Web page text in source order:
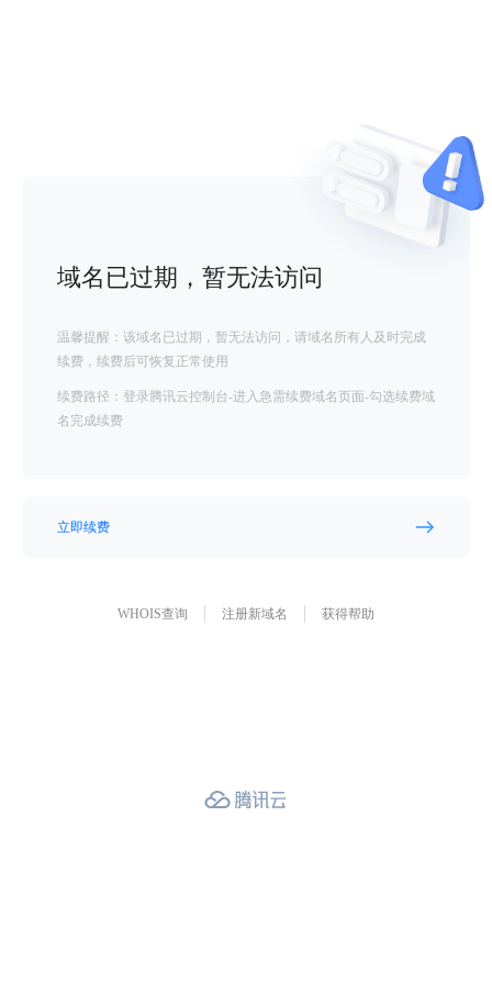
域名已过期，暂无法访问
温馨提醒：该域名已过期，暂无法访问，请域名所有人及时完成
续费，续费后可恢复正常使用
续费路径：登录腾讯云控制台-进入急需续费域名页面-勾选续费域
名完成续费
立即续费
WHOIS查询 注册新域名 获得帮助